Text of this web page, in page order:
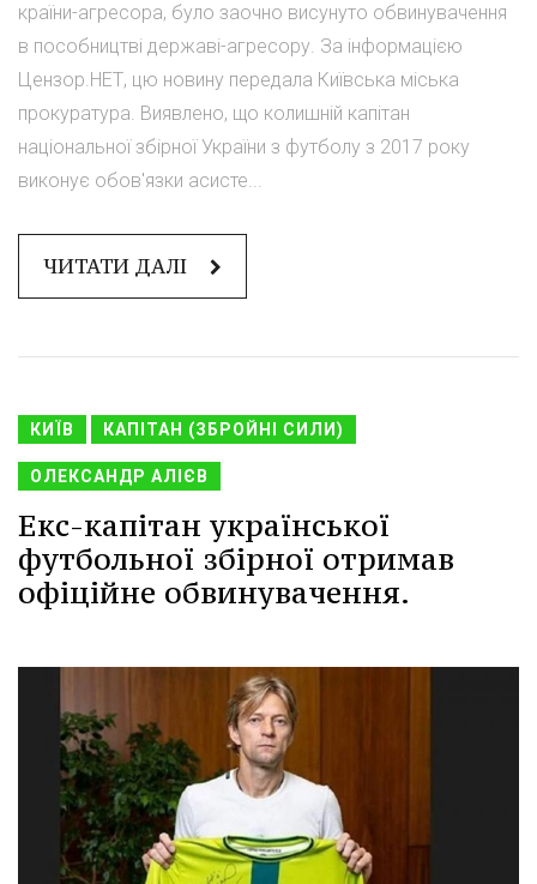
країни-агресора, було заочно висунуто обвинувачення
в пособництві державі-агресору. За інформацією
Цензор.НЕТ, цю новину передала Київська міська
прокуратура. Виявлено, що колишній капітан
національної збірної України з футболу з 2017 року
виконує обов'язки асисте...
ЧИТАТИ ДАЛІ
КИЇВ КАПІТАН (ЗБРОЙНІ СИЛИ)
ОЛЕКСАНДР АЛІЄВ
Екс-капітан української
футбольної збірної отримав
офіційне обвинувачення.